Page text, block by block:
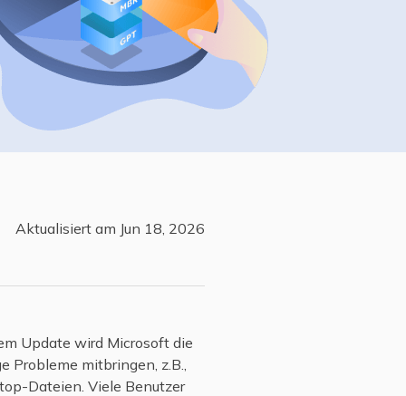
Bereitstellung
White Label Service
Video Downloader
Video/Audio online herunterladen
VideoKit
All-in-One Video-Toolkit
Ringtone Editor
Einladen & Belohnung
Aktualisiert am Jun 18, 2026
Update wird Microsoft die
Probleme mitbringen, z.B.,
Dateien. Viele Benutzer